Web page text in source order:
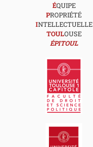
ÉQUIPE
PROPRIÉTÉ
INTELLECTUELLE
TOULOUSE
ÉPITOUL